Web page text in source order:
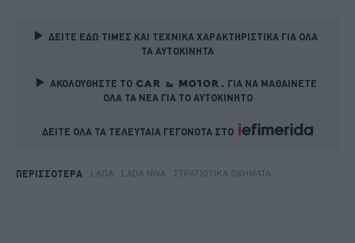
ΔΕΙΤΕ ΕΔΩ ΤΙΜΕΣ ΚΑΙ ΤΕΧΝΙΚΑ ΧΑΡΑΚΤΗΡΙΣΤΙΚΑ ΓΙΑ ΟΛΑ
ΤΑ ΑΥΤΟΚΙΝΗΤΑ
ΑΚΟΛΟΥΘΗΣΤΕ ΤΟ
ΓΙΑ ΝΑ ΜΑΘΑΙΝΕΤΕ
ΟΛΑ ΤΑ ΝΕΑ ΓΙΑ ΤΟ ΑΥΤΟΚΙΝΗΤΟ
ΔΕΙΤΕ ΟΛΑ ΤΑ ΤΕΛΕΥΤΑΙΑ ΓΕΓΟΝΟΤΑ ΣΤΟ
ΠΕΡΙΣΣΟΤΕΡΑ LADA LADA NIVA ΣΤΡΑΤΙΩΤΙΚΆ ΟΧΉΜΑΤΑ